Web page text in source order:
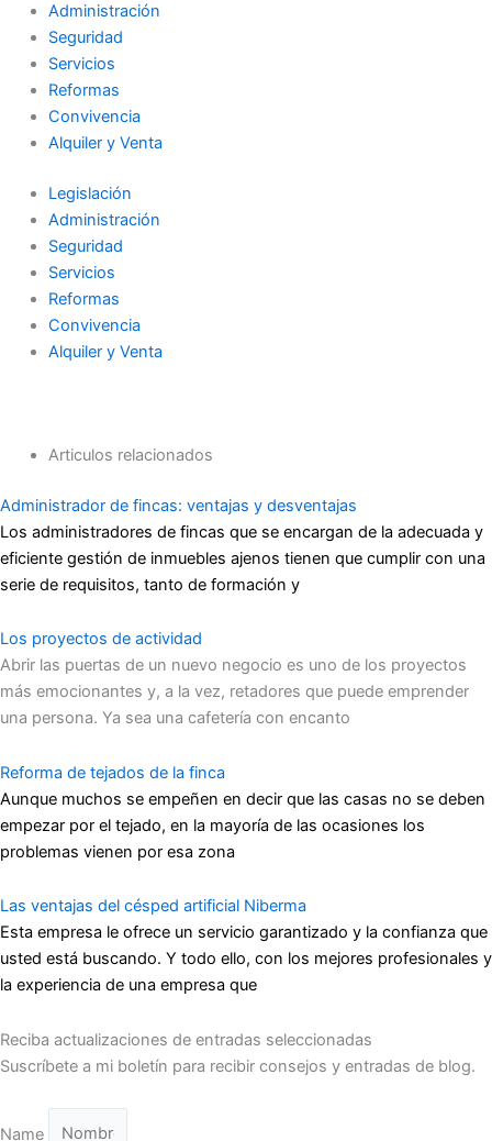
Administración
Seguridad
Servicios
Reformas
Convivencia
Alquiler y Venta
Legislación
Administración
Seguridad
Servicios
Reformas
Convivencia
Alquiler y Venta
Articulos relacionados
Administrador de fincas: ventajas y desventajas
Los administradores de fincas que se encargan de la adecuada y
eficiente gestión de inmuebles ajenos tienen que cumplir con una
serie de requisitos, tanto de formación y
Los proyectos de actividad
Abrir las puertas de un nuevo negocio es uno de los proyectos
más emocionantes y, a la vez, retadores que puede emprender
una persona. Ya sea una cafetería con encanto
Reforma de tejados de la finca
Aunque muchos se empeñen en decir que las casas no se deben
empezar por el tejado, en la mayoría de las ocasiones los
problemas vienen por esa zona
Las ventajas del césped artificial Niberma
Esta empresa le ofrece un servicio garantizado y la confianza que
usted está buscando. Y todo ello, con los mejores profesionales y
la experiencia de una empresa que
Reciba actualizaciones de entradas seleccionadas
Suscríbete a mi boletín para recibir consejos y entradas de blog.
Name